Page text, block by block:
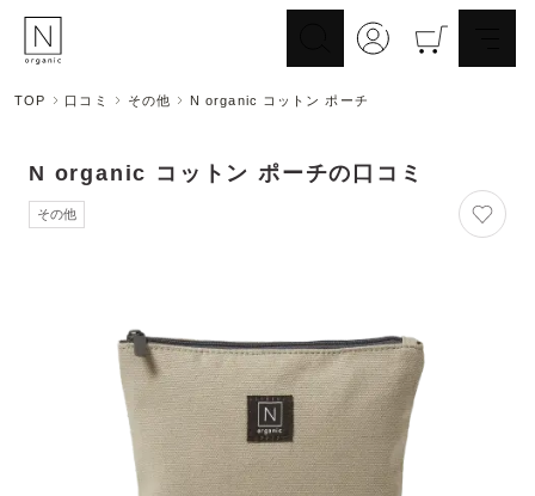
Skincare Haircare
メイクアップ
Makeup
メイク落とし 洗顔
Face Wash
マスク
Mask
乳液・クリーム
Serum/Cream
TOP 口コミ その他 N organic コットン ポーチ
N organic コットン ポーチの口コミ
その他